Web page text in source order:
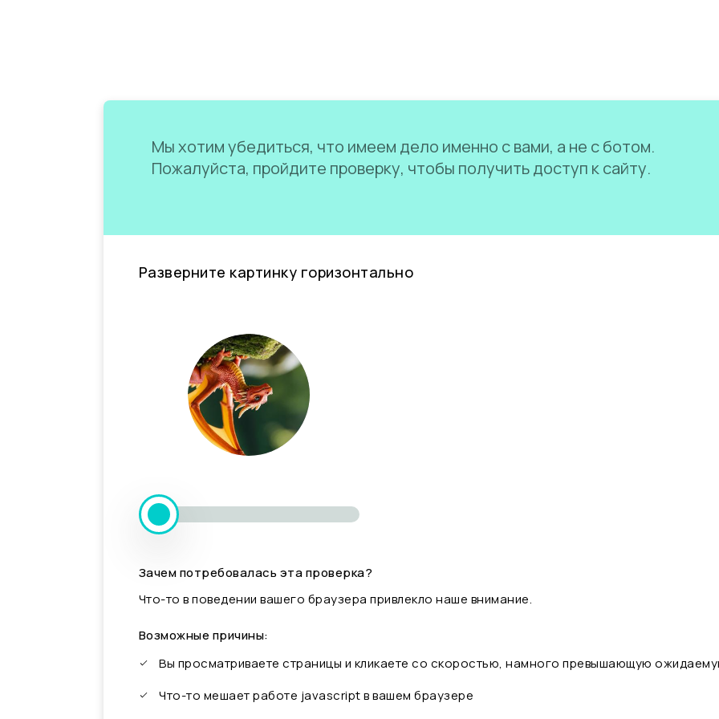
Мы хотим убедиться, что имеем дело именно с вами, а не с ботом.
Пожалуйста, пройдите проверку, чтобы получить доступ к сайту.
Разверните картинку горизонтально
Зачем потребовалась эта проверка?
Что-то в поведении вашего браузера привлекло наше внимание.
Возможные причины:
Вы просматриваете страницы и кликаете со скоростью, намного превышающую
Что-то мешает работе javascript в вашем браузере